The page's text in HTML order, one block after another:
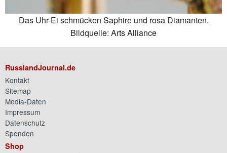
Das Uhr-Ei schmücken Saphire und rosa Diamanten.
Bildquelle: Arts Alliance
RusslandJournal.de
Kontakt
Sitemap
Media-Daten
Impressum
Datenschutz
Spenden
Shop